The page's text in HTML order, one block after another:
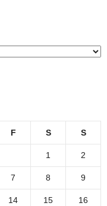
F S S
1 2
7 8 9
14 15 16